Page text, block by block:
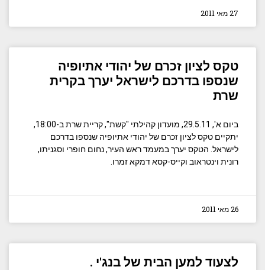
27 מאי 2011
טקס לציון זכרם של יהודי אתיופיה
שנספו בדרכם לישראל יערך בקרית
שרת
ביום א', 29.5.11, מועדון קהילתי "קשת", קריית שרת ב-18:00,
יתקיים טקס לציון זכרם של יהודי אתיופיה שנספו בדרכם
לישראל. הטקס יערך במעמד ראש העיר, נחום חופרי וסגניתו,
רונית וינטראוב וקייס-קסא דמקא זמרו.
26 מאי 2011
לצעוד למען הבית של בנג'י .